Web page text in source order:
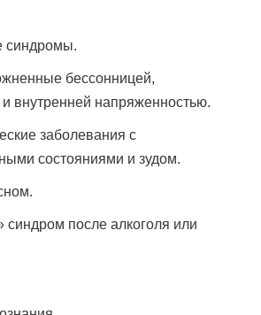
синдромы.
бессонницей,
внутренней напряженностью.
заболевания с
состояниями и зудом.
после алкоголя или